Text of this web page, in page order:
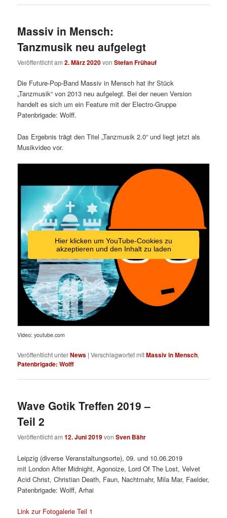
Massiv in Mensch:
Tanzmusik neu aufgelegt
Veröffentlicht am2. März 2020vonStefan Frühauf
Die Future-Pop-Band Massiv in Mensch hat ihr Stück
„Tanzmusik“ von 2013 neu aufgelegt. Bei der neuen Version
handelt es sich um ein Feature mit der Electro-Gruppe
Patenbrigade: Wolff.
Das Ergebnis trägt den Titel „Tanzmusik 2.0“ und liegt jetzt als
Musikvideo vor.
Hier klicken um YouTube-Cookies zu
akzeptieren und den Inhalt zu laden
Video: youtube.com
Veröffentlicht unterNews |Verschlagwortet mitMassiv in Mensch,
Patenbrigade: Wolff
Wave Gotik Treffen 2019 –
Teil 2
Veröffentlicht am12. Juni 2019vonSven Bähr
Leipzig (diverse Veranstaltungsorte), 09. und 10.06.2019
mit London After Midnight, Agonoize, Lord Of The Lost, Velvet
Acid Christ, Christian Death, Faun, Nachtmahr, Mila Mar, Faelder,
Patenbrigade: Wolff, Arhai
Link zur Fotogalerie Teil 1